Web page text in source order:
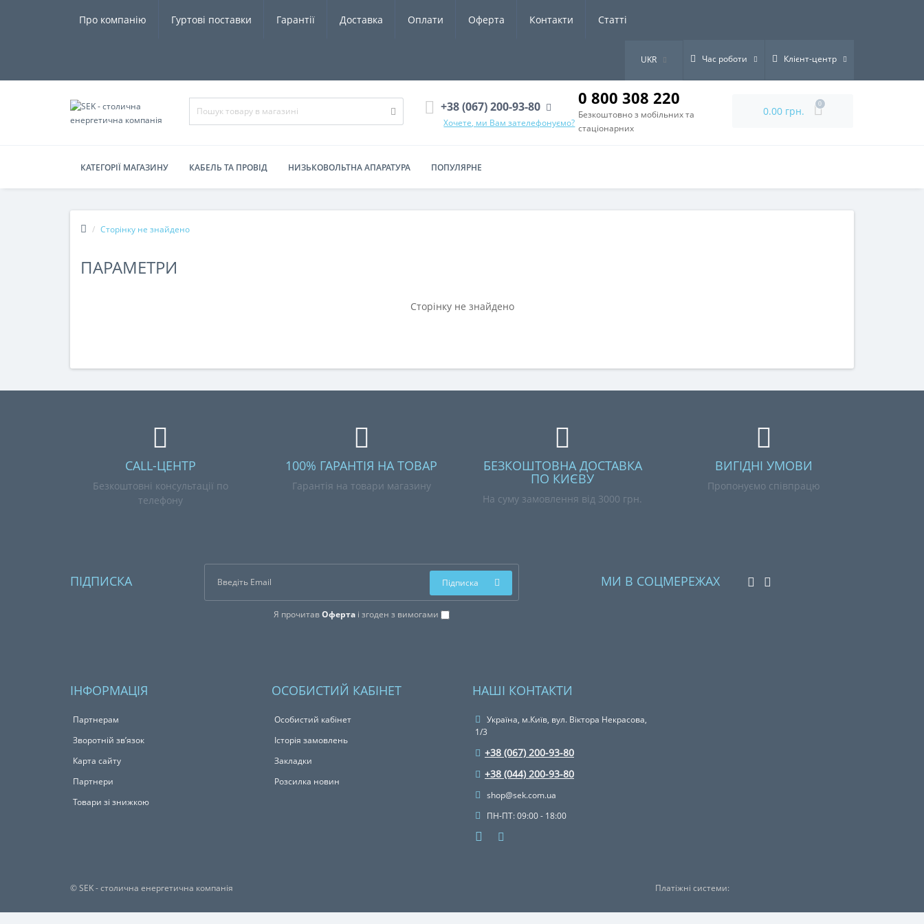
Про компанію Гуртові поставки Гарантії Доставка Оплати Оферта Контакти Статті
UKR Час роботи Клієнт-центр
+38 (067) 200-93-80
Хочете, ми Вам зателефонуємо?
0 800 308 220
Безкоштовно з мобільних та
стаціонарних
0.00 грн.
0
КАТЕГОРІЇ МАГАЗИНУ КАБЕЛЬ ТА ПРОВІД НИЗЬКОВОЛЬТНА АПАРАТУРА ПОПУЛЯРНЕ
Сторінку не знайдено
ПАРАМЕТРИ
Сторінку не знайдено
CALL-ЦЕНТР
Безкоштовні консультації по
телефону
100% ГАРАНТІЯ НА ТОВАР
Гарантія на товари магазину
БЕЗКОШТОВНА ДОСТАВКА
ПО КИЄВУ
На суму замовлення від 3000 грн.
ВИГІДНІ УМОВИ
Пропонуємо співпрацю
ПІДПИСКА
Я прочитавОфертаі згоден з вимогами
Підписка МИ В СОЦМЕРЕЖАХ
ІНФОРМАЦІЯ
Партнерам
Зворотній зв’язок
Карта сайту
Партнери
Товари зі знижкою
ОСОБИСТИЙ КАБІНЕТ
Особистий кабінет
Історія замовлень
Закладки
Розсилка новин
НАШІ КОНТАКТИ
Україна, м.Київ, вул. Віктора Некрасова,
1/3
+38 (067) 200-93-80
+38 (044) 200-93-80
shop@sek.com.ua
ПН-ПТ: 09:00 - 18:00
© SEK - столична енергетична компанія Платіжні системи: